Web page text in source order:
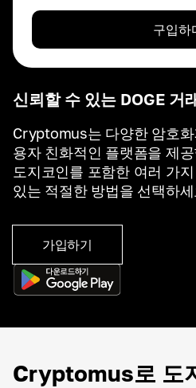
신뢰할 수 있는 DOGE 거
Cryptomus는 다양한 암호
용자 친화적인 플랫폼을 제
도지코인를 포함한 여러 가
있는 적절한 방법을 선택하
가입하기
구입하
Cryptomus로 도